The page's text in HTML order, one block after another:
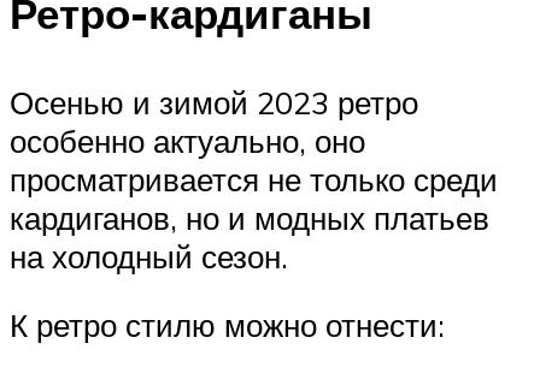
Ретро-кардиганы
Осенью и зимой 2023 ретро
особенно актуально, оно
просматривается не только среди
кардиганов, но и модных платьев
на холодный сезон.
К ретро стилю можно отнести: